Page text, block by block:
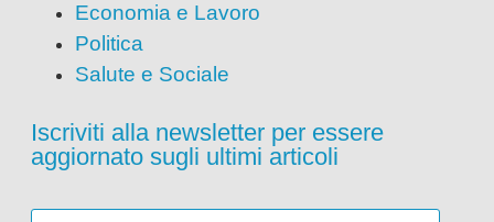
Economia e Lavoro
Politica
Salute e Sociale
Iscriviti alla newsletter per essere
aggiornato sugli ultimi articoli